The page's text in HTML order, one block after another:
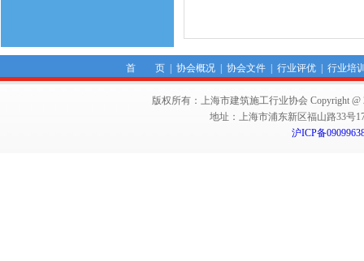
首 页| 协会概况| 协会文件| 行业评优| 行业培
版权所有：上海市建筑施工行业协会 Copyright @
地址：上海市浦东新区福山路33号
沪ICP备